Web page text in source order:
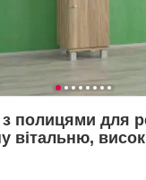
полицями для
вітальню,